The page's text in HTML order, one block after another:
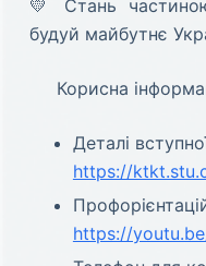
💛 Стань
будуй майбутнє
Корисна
Деталі
https://
https://